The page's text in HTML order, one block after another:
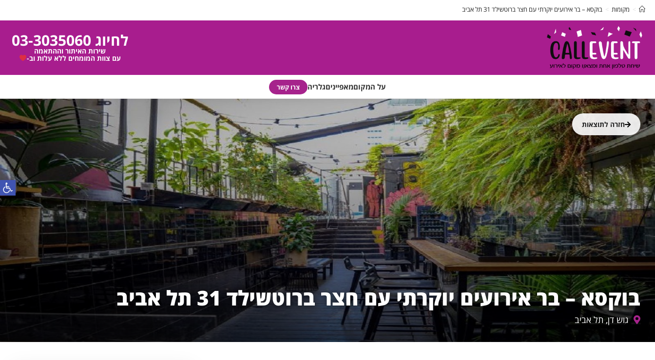
> מקומות > בוקסא – בר אירועים יוקרתי עם חצר ברוטשילד 31 תל אביב
לחיוג 03-3035060
שירות האיתור וההתאמה
עם צוות המומחים ללא עלות וב-
על המקוםמאפייניםגלריה צרו קשר
חזרה לתוצאות
בוקסא – בר אירועים יוקרתי עם חצר ברוטשילד 31 תל אביב
גוש דן, תל אביב